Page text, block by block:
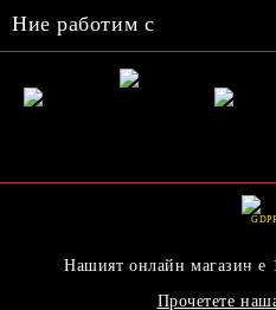
Ние работим с
Нашият онлайн магазин е
Прочетете